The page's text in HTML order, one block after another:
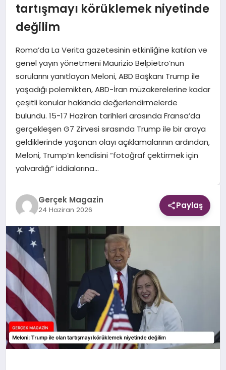
SAĞLIK
SIYASET
EKONOMI
DÜNYA
tartışmayı körüklemek niyetinde
değilim
Roma’da La Verita gazetesinin etkinliğine katılan ve
genel yayın yönetmeni Maurizio Belpietro’nun
sorularını yanıtlayan Meloni, ABD Başkanı Trump ile
yaşadığı polemikten, ABD-İran müzakerelerine kadar
çeşitli konular hakkında değerlendirmelerde
bulundu. 15-17 Haziran tarihleri arasında Fransa’da
gerçekleşen G7 Zirvesi sırasında Trump ile bir araya
geldiklerinde yaşanan olayı açıklamalarının ardından,
Meloni, Trump’ın kendisini “fotoğraf çektirmek için
yalvardığı” iddialarına…
Gerçek Magazin
24 Haziran 2026 Paylaş